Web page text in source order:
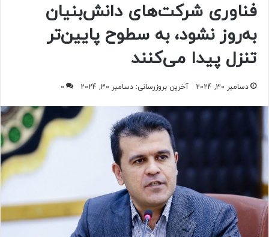
فناوری شرکت‌های دانش‌بنیان
به‌روز نشود، به سطوح پایین‌تر
تنزل پیدا می‌کنند
دسامبر 30, 2024 آخرین بروزرسانی: دسامبر 30, 2024 0